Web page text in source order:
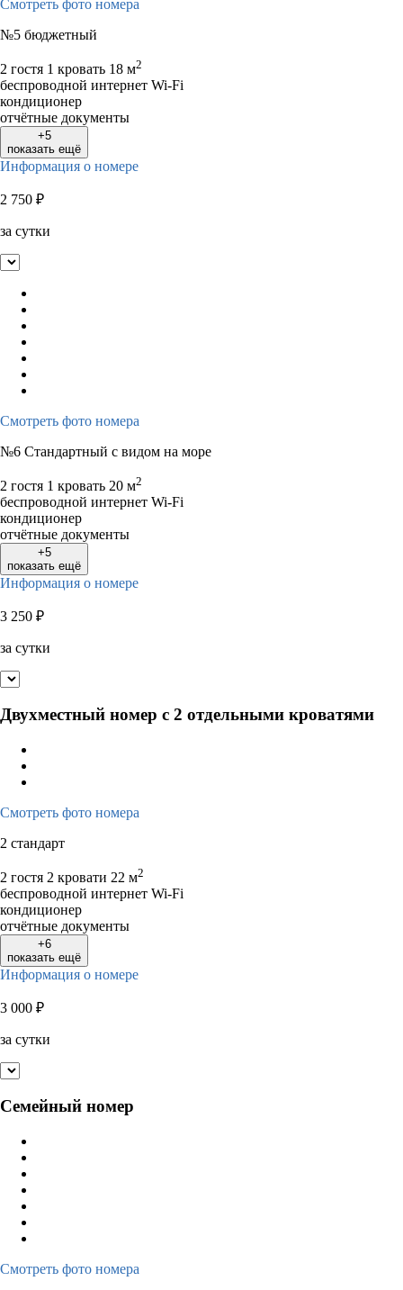
Смотреть фото номера
№5 бюджетный
2 гостя 1 кровать 18 м2
беспроводной интернет Wi-Fi
кондиционер
отчётные документы
+5
показать ещё
Информация о номере
2 750 ₽
за сутки
Смотреть фото номера
№6 Стандартный с видом на море
2 гостя 1 кровать 20 м2
беспроводной интернет Wi-Fi
кондиционер
отчётные документы
+5
показать ещё
Информация о номере
3 250 ₽
за сутки
Двухместный номер с 2 отдельными кроватями
Смотреть фото номера
2 стандарт
2 гостя 2 кровати 22 м2
беспроводной интернет Wi-Fi
кондиционер
отчётные документы
+6
показать ещё
Информация о номере
3 000 ₽
за сутки
Семейный номер
Смотреть фото номера